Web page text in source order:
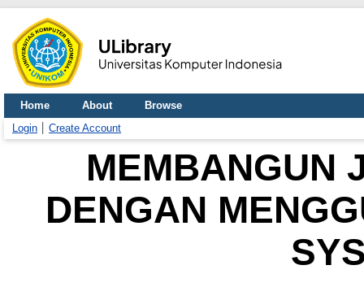
Home About
Browse
Login
Create Account
MEMBANGUN
DENGAN